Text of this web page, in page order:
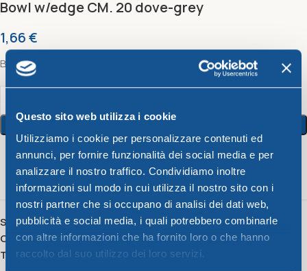
Questo sito web utilizza i cookie
Utilizziamo i cookie per personalizzare contenuti ed
annunci, per fornire funzionalità dei social media e per
analizzare il nostro traffico. Condividiamo inoltre
informazioni sul modo in cui utilizza il nostro sito con i
nostri partner che si occupano di analisi dei dati web,
pubblicità e social media, i quali potrebbero combinarle
con altre informazioni che ha fornito loro o che hanno
raccolto dal suo utilizzo dei loro servizi.
Bowl w/edge CM. 20 dove-grey
1,66€
Bowl w/edge CM. 20 dove-grey
Add To Cart
20 People watching this product now!
SKU:522032
Category:Unique
Tag:insalatiera